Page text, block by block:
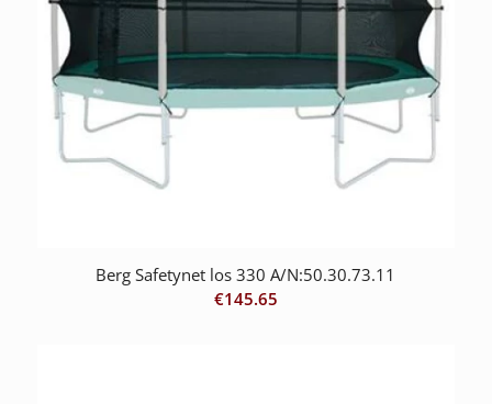
Berg Safetynet los 330 A/N:50.30.73.11
€145.65